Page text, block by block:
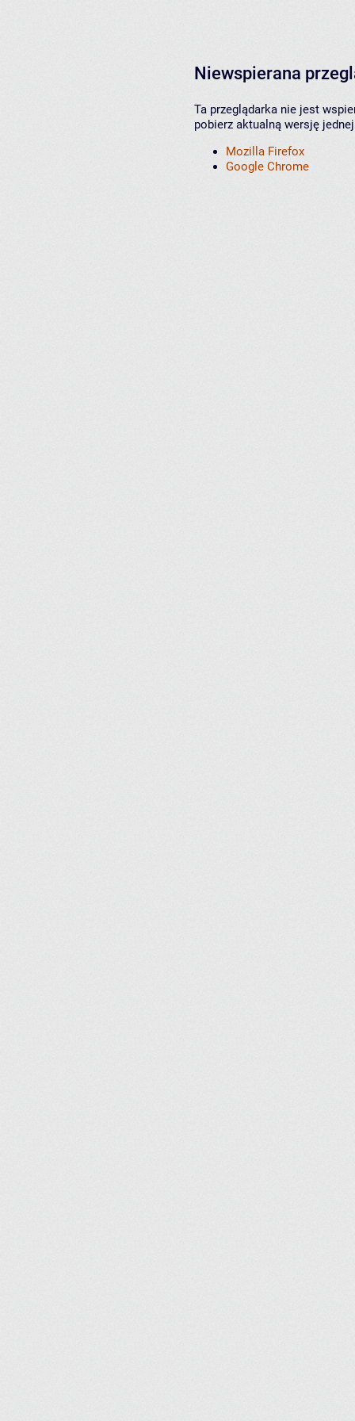
Niewspierana
Ta przeglądarka nie jest
pobierz aktualną wersję
Mozilla Firefox
Google Chrome